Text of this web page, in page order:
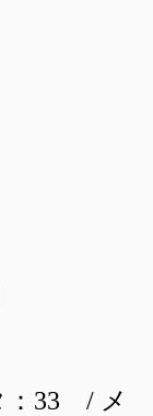
：33 / メ